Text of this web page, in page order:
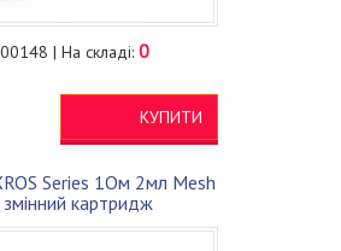
| На складі: 0
КУПИТИ
Series 1Ом 2мл Mesh
картридж